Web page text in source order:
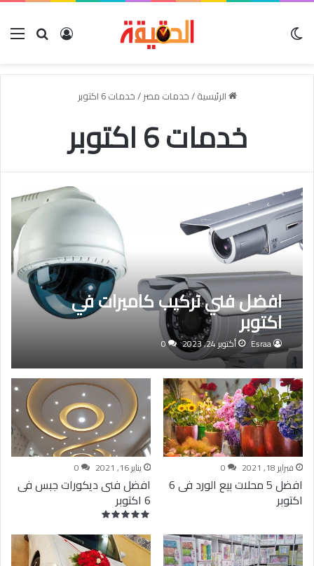
بحث عنتسجيل
الرئيسية/خدمات مصر/خدمات 6 اكتوبر
خدمات 6 اكتوبر
افضل فني تركيب كاميرات في
اكتوبر
Esraa أكتوبر 24, 2023 0
فبراير 18, 2021 0
افضل 5 محلات بيع الورد فى 6
اكتوبر
يناير 16, 2021 0
افضل فنى ديكورات جبس فى
6 اكتوبر